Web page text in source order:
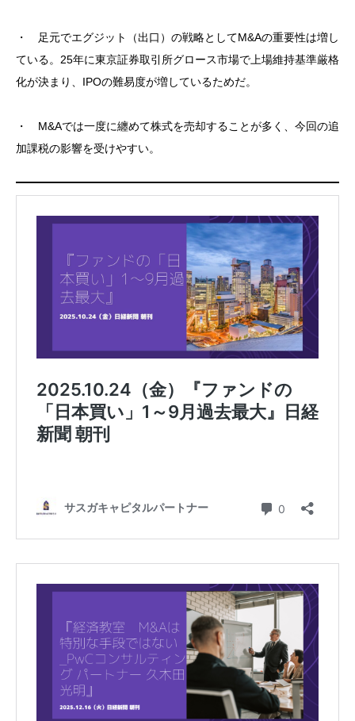
・ 足元でエグジット（出口）の戦略としてM&Aの重要性は増し
ている。25年に東京証券取引所グロース市場で上場維持基準厳格
化が決まり、IPOの難易度が増しているためだ。
・ M&Aでは一度に纏めて株式を売却することが多く、今回の追
加課税の影響を受けやすい。